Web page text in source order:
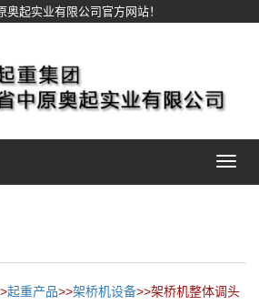
起实业有限公司官方网站！
Toggle
起重产品>>架桥机设备>>架桥机整体调头